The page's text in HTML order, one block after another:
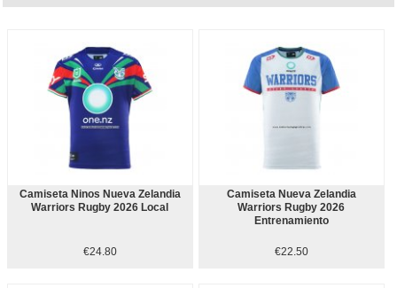
Camiseta Ninos Nueva Zelandia
Warriors Rugby 2026 Local
€24.80
Camiseta Nueva Zelandia
Warriors Rugby 2026
Entrenamiento
€22.50